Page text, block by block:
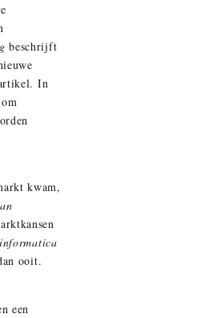
beschrijft
In
kwam,
ooit.
een